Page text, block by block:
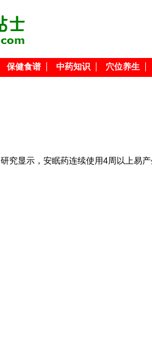
保健食谱 中药知识 穴位养生
研究显示，安眠药连续使用4周以上易